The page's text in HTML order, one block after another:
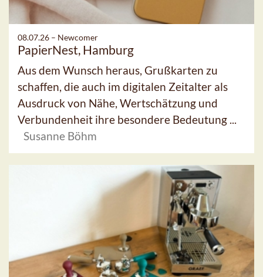
08.07.26 – Newcomer
PapierNest, Hamburg
Aus dem Wunsch heraus, Grußkarten zu
schaffen, die auch im digitalen Zeitalter als
Ausdruck von Nähe, Wertschätzung und
Verbundenheit ihre besondere Bedeutung ...
Susanne Böhm